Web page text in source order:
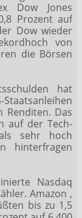
Dow Jones
Prozent auf
Dow wieder
von
die Börsen
hat
Renditen. Das
auf der Tech-
sehr hoch
hinterfragen
Nasdaq
Amazon ,
bis zu 1,5